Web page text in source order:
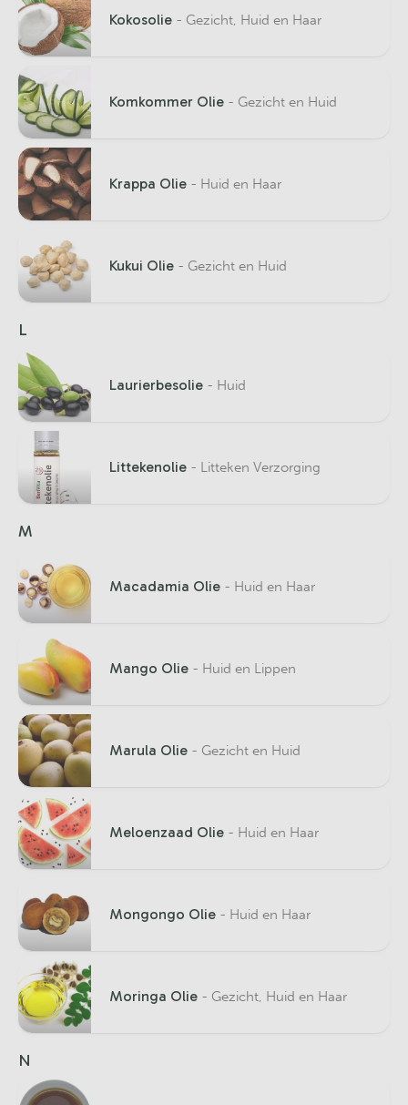
Kokosolie - Gezicht, Huid en Haar
Komkommer Olie - Gezicht en Huid
Krappa Olie - Huid en Haar
Kukui Olie - Gezicht en Huid
L
Laurierbesolie - Huid
Littekenolie - Litteken Verzorging
M
Macadamia Olie - Huid en Haar
Mango Olie - Huid en Lippen
Marula Olie - Gezicht en Huid
Meloenzaad Olie - Huid en Haar
Mongongo Olie - Huid en Haar
Moringa Olie - Gezicht, Huid en Haar
N